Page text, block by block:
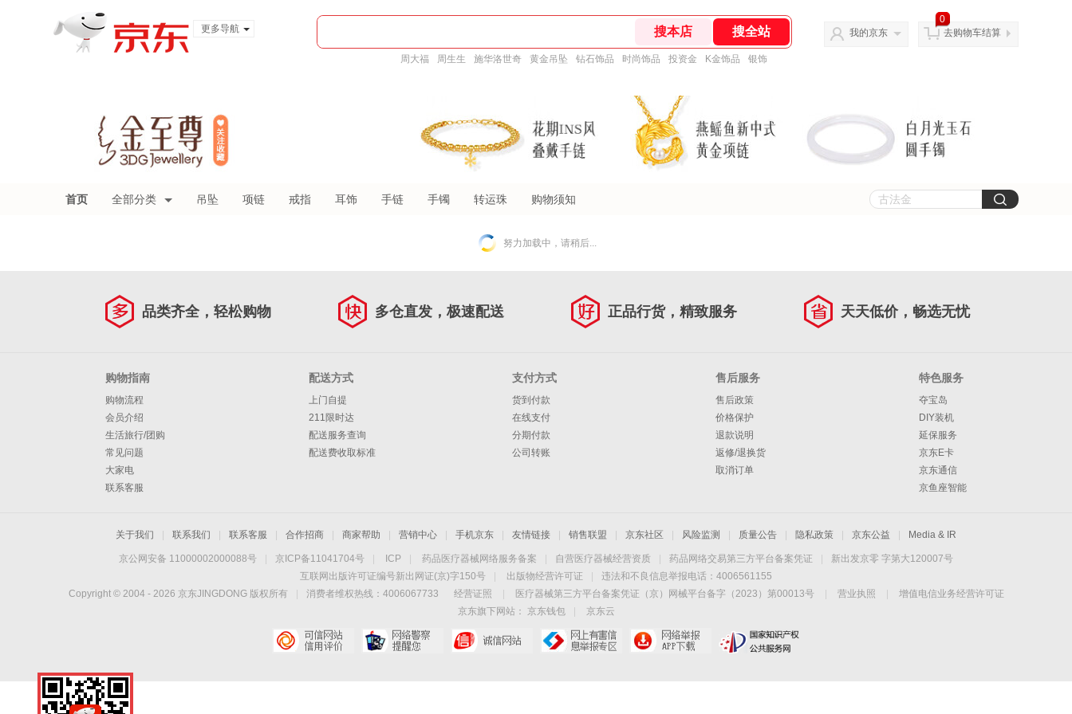
更多导航
周大福 周生生 施华洛世奇 黄金吊坠 钻石饰品 时尚饰品 投资金 K金饰品 银饰
我的京东
0
去购物车结算
首页 全部分类 吊坠 项链 戒指 耳饰 手链 手镯 转运珠 购物须知
努力加载中，请稍后...
品类齐全，轻松购物 多仓直发，极速配送 正品行货，精致服务 天天低价，畅选无忧
购物指南
购物流程
会员介绍
生活旅行/团购
常见问题
大家电
联系客服
配送方式
上门自提
211限时达
配送服务查询
配送费收取标准
支付方式
货到付款
在线支付
分期付款
公司转账
售后服务
售后政策
价格保护
退款说明
返修/退换货
取消订单
特色服务
夺宝岛
DIY装机
延保服务
京东E卡
京东通信
京鱼座智能
关于我们 联系我们 联系客服 合作招商 商家帮助 营销中心 手机京东 友情链接 销售联盟 京东社区 风险监测 质量公告 隐私政策 京东公益 Media & IR
京公网安备 11000002000088号 京ICP备11041704号 ICP 药品医疗器械网络服务备案 自营医疗器械经营资质 药品网络交易第三方平台备案凭证
新出发京零 字第大120007号
互联网出版许可证编号新出网证(京)字150号
出版物经营许可证
违法和不良信息举报电话：4006561155
Copyright © 2004 - 2026 京东JINGDONG 版权所有 消费者维权热线：4006067733 经营证照 医疗器械第三方平台备案凭证（京）网械平台备字（2023）第00013号 营业执照
增值电信业务经营许可证
京东旗下网站：
京东钱包 京东云